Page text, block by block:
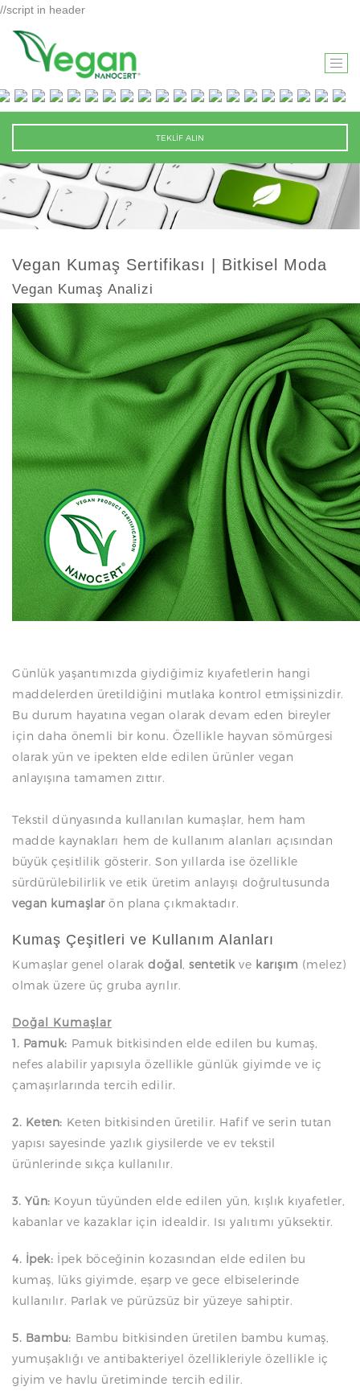
//script in header
T
O
G
G
L
N
A
V
T
I
O
N
TEKLİF ALIN
Vegan Kumaş Sertifikası | Bitkisel Moda
Vegan Kumaş Analizi
Günlük yaşantımızda giydiğimiz kıyafetlerin hangi
maddelerden üretildiğini mutlaka kontrol etmişsinizdir.
Bu durum hayatına vegan olarak devam eden bireyler
için daha önemli bir konu. Özellikle hayvan sömürgesi
olarak yün ve ipekten elde edilen ürünler vegan
anlayışına tamamen zıttır.
Tekstil dünyasında kullanılan kumaşlar, hem ham
madde kaynakları hem de kullanım alanları açısından
büyük çeşitlilik gösterir. Son yıllarda ise özellikle
sürdürülebilirlik ve etik üretim anlayışı doğrultusunda
vegan kumaşlarön plana çıkmaktadır.
Kumaş Çeşitleri ve Kullanım Alanları
Kumaşlar genel olarakdoğal,sentetik ve karışım (melez)
olmak üzere üç gruba ayrılır.
Doğal Kumaşlar
1. Pamuk: Pamuk bitkisinden elde edilen bu kumaş,
nefes alabilir yapısıyla özellikle günlük giyimde ve iç
çamaşırlarında tercih edilir.
2. Keten: Keten bitkisinden üretilir. Hafif ve serin tutan
yapısı sayesinde yazlık giysilerde ve ev tekstil
ürünlerinde sıkça kullanılır.
3. Yün: Koyun tüyünden elde edilen yün, kışlık kıyafetler,
kabanlar ve kazaklar için idealdir. Isı yalıtımı yüksektir.
4. İpek: İpek böceğinin kozasından elde edilen bu
kumaş, lüks giyimde, eşarp ve gece elbiselerinde
kullanılır. Parlak ve pürüzsüz bir yüzeye sahiptir.
5. Bambu: Bambu bitkisinden üretilen bambu kumaş,
yumuşaklığı ve antibakteriyel özellikleriyle özellikle iç
giyim ve havlu üretiminde tercih edilir.